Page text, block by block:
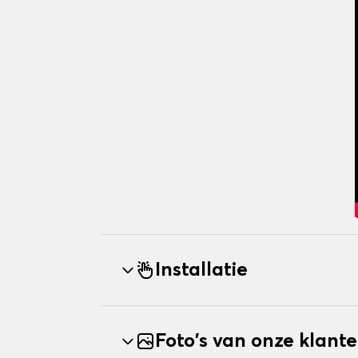
Installatie
Foto's van onze